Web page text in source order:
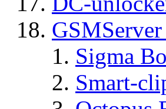
GSMServer
Sigma
Smart-